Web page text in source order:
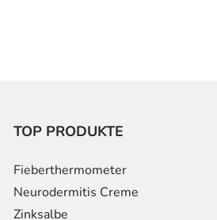
TOP PRODUKTE
Fieberthermometer
Neurodermitis Creme
Zinksalbe